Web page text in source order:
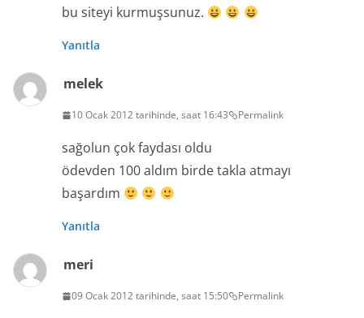
bu siteyi kurmuşsunuz.
Yanıtla
melek
10 Ocak 2012 tarihinde, saat 16:43 Permalink
sağolun çok faydası oldu
ödevden 100 aldım birde takla atmayı
başardım
Yanıtla
meri
09 Ocak 2012 tarihinde, saat 15:50 Permalink